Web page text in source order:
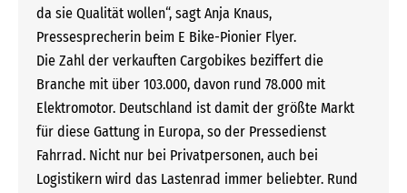
da sie Qualität wollen“, sagt Anja Knaus,
Pressesprecherin beim E Bike-Pionier Flyer.
Die Zahl der verkauften Cargobikes beziffert die
Branche mit über 103.000, davon rund 78.000 mit
Elektromotor. Deutschland ist damit der größte Markt
für diese Gattung in Europa, so der Pressedienst
Fahrrad. Nicht nur bei Privatpersonen, auch bei
Logistikern wird das Lastenrad immer beliebter. Rund